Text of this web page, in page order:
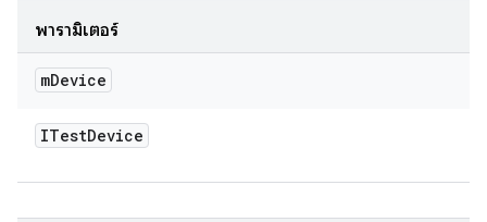
พารามิเตอร์
mDevice
ITestDevice